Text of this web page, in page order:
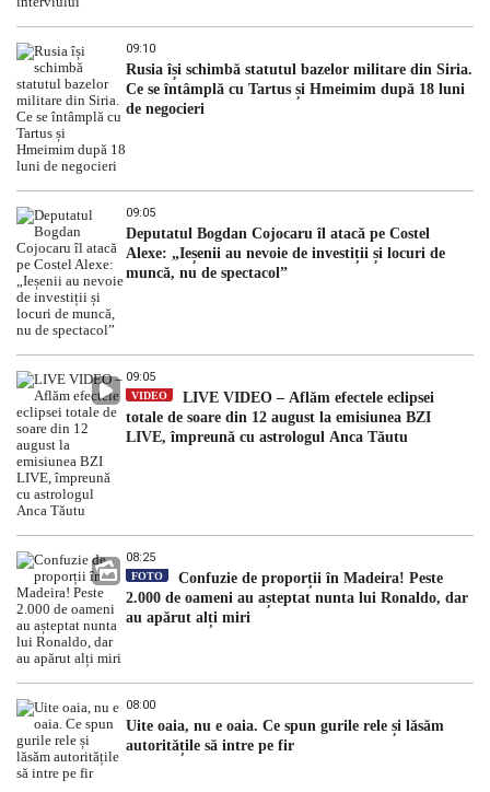
09:10
Rusia își schimbă statutul bazelor militare din Siria.
Ce se întâmplă cu Tartus și Hmeimim după 18 luni
de negocieri
09:05
Deputatul Bogdan Cojocaru îl atacă pe Costel
Alexe: „Ieșenii au nevoie de investiții și locuri de
muncă, nu de spectacol”
09:05
VIDEO
LIVE VIDEO – Aflăm efectele eclipsei
totale de soare din 12 august la emisiunea BZI
LIVE, împreună cu astrologul Anca Tăutu
08:25
FOTO
Confuzie de proporții în Madeira! Peste
2.000 de oameni au așteptat nunta lui Ronaldo, dar
au apărut alți miri
08:00
Uite oaia, nu e oaia. Ce spun gurile rele și lăsăm
autoritățile să intre pe fir